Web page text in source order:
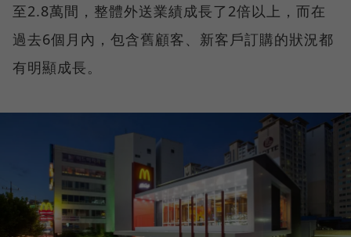
至2.8萬間，整體外送業績成長了2倍以上，而在
過去6個月內，包含舊顧客、新客戶訂購的狀況都
有明顯成長。